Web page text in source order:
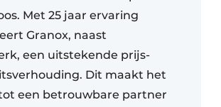
Met 25 jaar ervaring
Granox, naast
een uitstekende prijs-
Dit maakt het
een betrouwbare partner